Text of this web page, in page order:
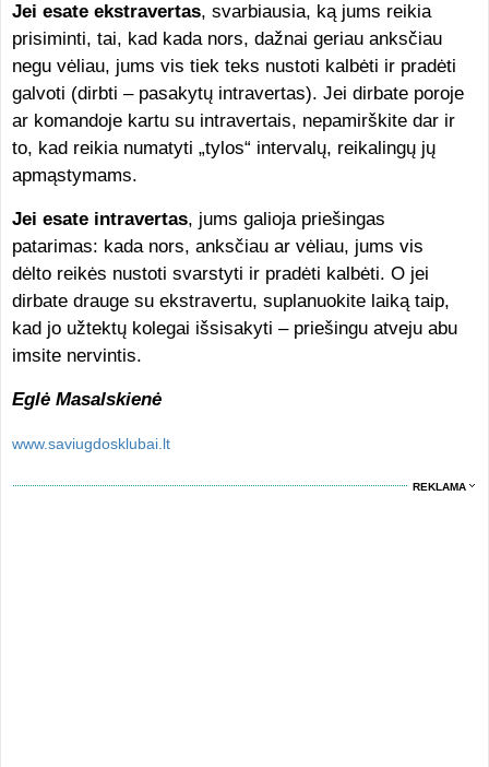
Jei esate ekstravertas, svarbiausia, ką jums reikia
prisiminti, tai, kad kada nors, dažnai geriau anksčiau
negu vėliau, jums vis tiek teks nustoti kalbėti ir pradėti
galvoti (dirbti – pasakytų intravertas). Jei dirbate poroje
ar komandoje kartu su intravertais, nepamirškite dar ir
to, kad reikia numatyti „tylos“ intervalų, reikalingų jų
apmąstymams.
Jei esate intravertas, jums galioja priešingas
patarimas: kada nors, anksčiau ar vėliau, jums vis
dėlto reikės nustoti svarstyti ir pradėti kalbėti. O jei
dirbate drauge su ekstravertu, suplanuokite laiką taip,
kad jo užtektų kolegai išsisakyti – priešingu atveju abu
imsite nervintis.
Eglė Masalskienė
www.saviugdosklubai.lt
REKLAMA